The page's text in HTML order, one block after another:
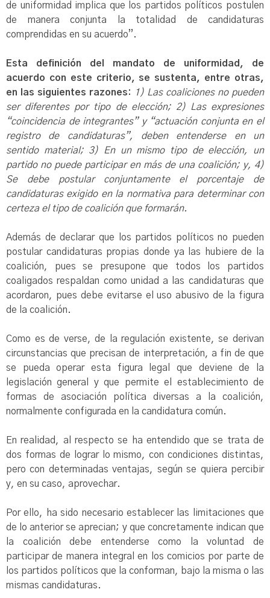
de uniformidad implica que los partidos políticos postulen
de manera conjunta la totalidad de candidaturas
comprendidas en su acuerdo”.
Esta definición del mandato de uniformidad, de
acuerdo con este criterio, se sustenta, entre otras,
en las siguientes razones:
1) Las coaliciones no pueden
ser diferentes por tipo de elección; 2) Las expresiones
“coincidencia de integrantes” y “actuación conjunta en el
registro de candidaturas”, deben entenderse en un
sentido material; 3) En un mismo tipo de elección, un
partido no puede participar en más de una coalición; y, 4)
Se debe postular conjuntamente el porcentaje de
candidaturas exigido en la normativa para determinar con
certeza el tipo de coalición que formarán.
Además de declarar que los partidos políticos no pueden
postular candidaturas propias donde ya las hubiere de la
coalición, pues se presupone que todos los partidos
coaligados respaldan como unidad a las candidaturas que
acordaron, pues debe evitarse el uso abusivo de la figura
de la coalición.
Como es de verse, de la regulación existente, se derivan
circunstancias que precisan de interpretación, a fin de que
se pueda operar esta figura legal que deviene de la
legislación general y que permite el establecimiento de
formas de asociación política diversas a la coalición,
normalmente configurada en la candidatura común.
En realidad, al respecto se ha entendido que se trata de
dos formas de lograr lo mismo, con condiciones distintas,
pero con determinadas ventajas, según se quiera percibir
y, en su caso, aprovechar.
Por ello, ha sido necesario establecer las limitaciones que
de lo anterior se aprecian; y que concretamente indican que
la coalición debe entenderse como la voluntad de
participar de manera integral en los comicios por parte de
los partidos políticos que la conforman, bajo la misma o las
mismas candidaturas.